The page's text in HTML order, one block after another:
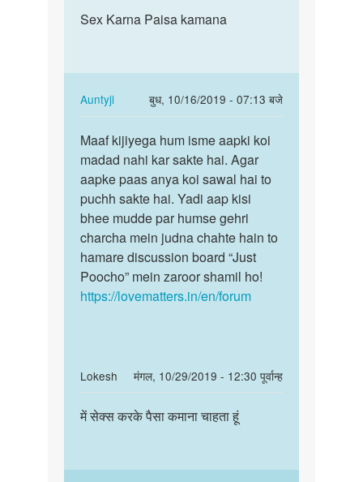
to
ki
sahi
age
samar
Sex
kamana
Sex Karna Paisa kamana
Auntyji
बुध, 10/16/2019 - 07:13 बजे
In
reply
to
Sex
Karna
Paisa
kamana
by
Altaf
khan
Maaf
kijiyega
hum
isme
aapki…
Maaf kijiyega hum isme aapki koi
madad nahi kar sakte hai. Agar
aapke paas anya koi sawal hai to
puchh sakte hai. Yadi aap kisi
bhee mudde par humse gehri
charcha mein judna chahte hain to
hamare discussion board “Just
Poocho” mein zaroor shamil ho!
https://lovematters.in/en/forum
Lokesh
मंगल, 10/29/2019 - 12:30 पूर्वान्ह
reply
to
Paisa
में
पैसा
में सेक्स करके पैसा कमाना चाहता हूं